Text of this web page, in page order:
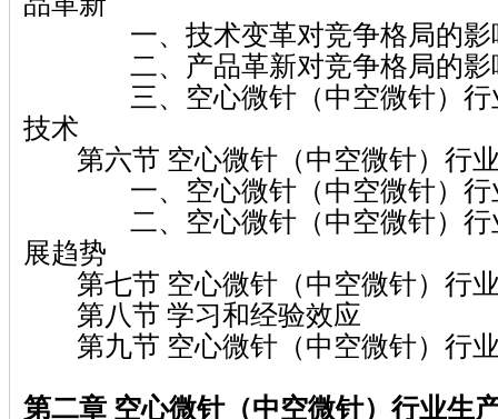
一、技术变革对竞争格局的影
二、产品革新对竞争格局的影
三、空心微针（中空微针）行
技术
第六节 空心微针（中空微针）行
一、空心微针（中空微针）行
二、空心微针（中空微针）行
展趋势
第七节 空心微针（中空微针）行
第八节 学习和经验效应
第九节 空心微针（中空微针）行
第二章 空心微针（中空微针）行业生